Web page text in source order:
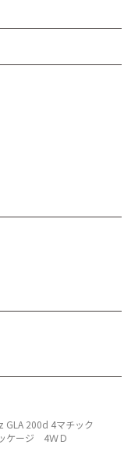
GLA 200d 4マチック
ケージ 4ＷＤ